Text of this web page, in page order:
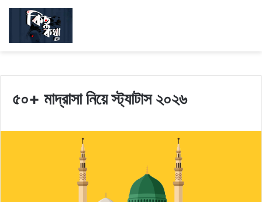
৫০+ মাদ্রাসা নিয়ে স্ট্যাটাস ২০২৬